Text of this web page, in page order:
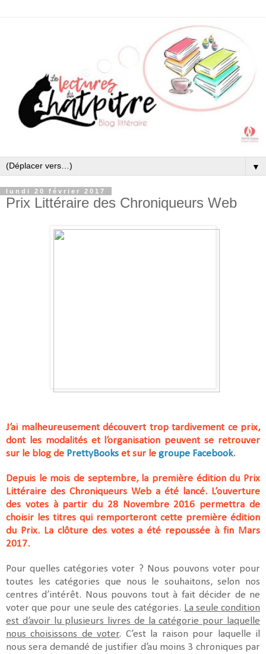
▼
lundi 20 février 2017
Prix Littéraire des Chroniqueurs Web
J’ai malheureusement découvert trop tardivement ce prix,
dont les modalités et l’organisation peuvent se retrouver
sur le blog de PrettyBooks et sur le groupe Facebook.
Depuis le mois de septembre, la première édition du Prix
Littéraire des Chroniqueurs Web a été lancé. L’ouverture
des votes à partir du 28 Novembre 2016 permettra de
choisir les titres qui remporteront cette première édition
du Prix. La clôture des votes a été repoussée à fin Mars
2017.
Pour quelles catégories voter ? Nous pouvons voter pour
toutes les catégories que nous le souhaitons, selon nos
centres d’intérêt. Nous pouvons tout à fait décider de ne
voter que pour une seule des catégories. La seule condition
est d’avoir lu plusieurs livres de la catégorie pour laquelle
nous choisissons de voter. C’est la raison pour laquelle il
nous sera demandé de justifier d’au moins 3 chroniques par